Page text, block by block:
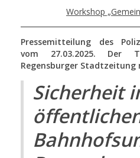
Workshop
Pressemitteilung des
vom 27.03.2025. Der
Regensburger Stadtzeitung
Sicherheit